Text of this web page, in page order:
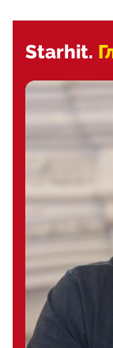
Starhit.